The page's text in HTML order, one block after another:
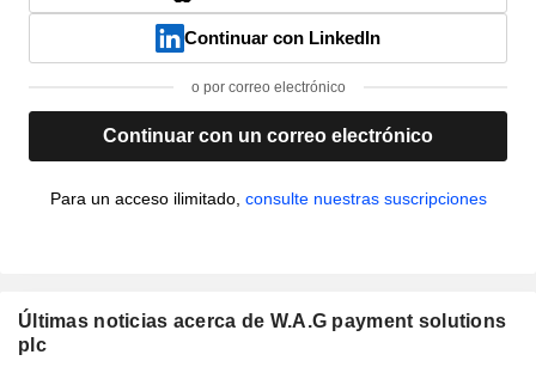
Continuar con LinkedIn
o por correo electrónico
Continuar con un correo electrónico
Para un acceso ilimitado, consulte nuestras suscripciones
Últimas noticias acerca de W.A.G payment solutions
plc